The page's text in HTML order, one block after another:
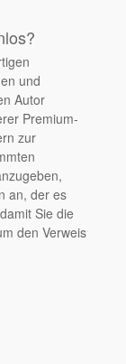
und
Autor
Premium-
zur
an, der es
Sie die
den Verweis